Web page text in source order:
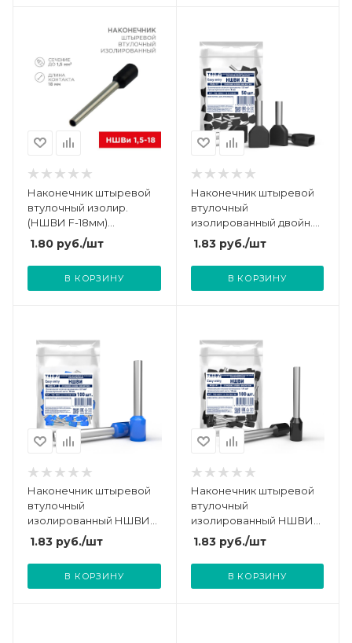
Наконечник штыревой
втулочный изолир.
(НШВИ F-18мм)
18ммх1.5кв.мм (E1518)
черный REXANT 08-1816
1.80 руб./шт
В КОРЗИНУ
Наконечник штыревой
втулочный
изолированный двойн.
НШВИ(2) 1.5-8 TOKOV
ELECTRIC TKE-NSVI2-1.5-8-
C05/50
1.83руб./шт
В КОРЗИНУ
Наконечник штыревой
втулочный
изолированный НШВИ
2.5-18 TOKOV ELECTRIC
TKE-NSVI-2.5-18-C08/100
1.83 руб./шт
В КОРЗИНУ
Наконечник штыревой
втулочный
изолированный НШВИ
1.5-18 TOKOV ELECTRIC
TKE-NSVI-1.5-18-C05/100
1.83руб./шт
В КОРЗИНУ